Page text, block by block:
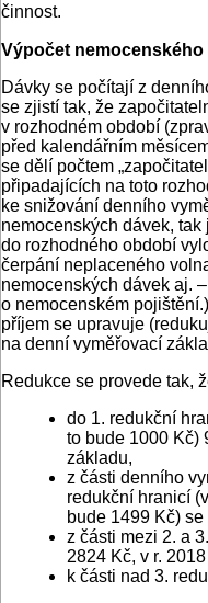
činnost.
Výpočet nemocenského
Dávky se počítají z
se zjistí tak, že
v rozhodném období
před kalendářním
se dělí počtem
připadajících na toto
ke snižování denního
nemocenských dávek,
do rozhodného období
čerpání neplaceného
nemocenských dávek aj.
o nemocenském
příjem se upravuje
na denní vyměřovací
Redukce se provede tak,
do 1. redukční
to bude 1000 Kč)
základu,
z části denního
redukční hranicí
bude 1499 Kč)
z části mezi 2. a
2824 Kč, v r.
k části nad 3.